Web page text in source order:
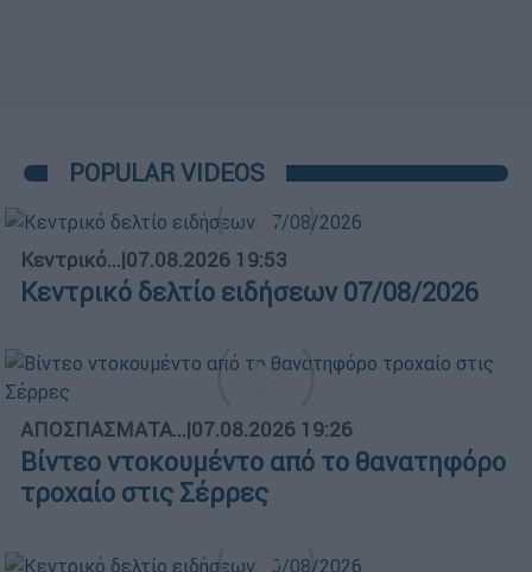
POPULAR VIDEOS
Κεντρικό...|07.08.2026 19:53
Κεντρικό δελτίο ειδήσεων 07/08/2026
ΑΠΟΣΠΑΣΜΑΤΑ...|07.08.2026 19:26
Βίντεο ντοκουμέντο από το θανατηφόρο
τροχαίο στις Σέρρες